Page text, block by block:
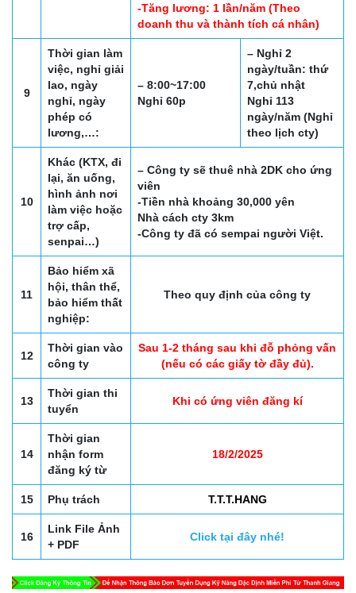
-Tăng lương: 1 lần/năm (Theo
doanh thu và thành tích cá nhân)
9
Thời gian làm
việc, nghỉ giải
lao, ngày
nghỉ, ngày
phép có
lương,…:
– 8:00~17:00
Nghỉ 60p
– Nghỉ 2
ngày/tuần: thứ
7,chủ nhật
Nghỉ 113
ngày/năm (Nghỉ
theo lịch cty)
10
Khác (KTX, đi
lại, ăn uống,
hình ảnh nơi
làm việc hoặc
trợ cấp,
senpai…)
– Công ty sẽ thuê nhà 2DK cho ứng
viên
-Tiền nhà khoảng 30,000 yên
Nhà cách cty 3km
-Công ty đã có sempai người Việt.
11
Bảo hiểm xã
hội, thân thể,
bảo hiểm thất
nghiệp:
Theo quy định của công ty
12
Thời gian vào
công ty
Sau 1-2 tháng sau khi đỗ phỏng vấn
(nếu có các giấy tờ đầy đủ).
13
Thời gian thi
tuyển
Khi có ứng viên đăng kí
14
Thời gian
nhận form
đăng ký từ
18/2/2025
15 Phụ trách T.T.T.HANG
16
Link File Ảnh
+ PDF
Click tại đây nhé!